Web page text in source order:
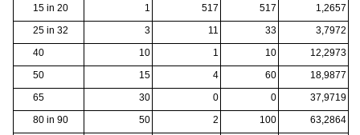
15 in 20 1 517 517
1,2657
25 in 32
3 11 33
3,7972
40
10 1 10
12,2973
50
15 4 60
18,9877
65
30 0 0
37,9719
80 in 90
50 2 100
63,2864